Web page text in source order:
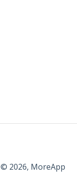
2026, MoreApp